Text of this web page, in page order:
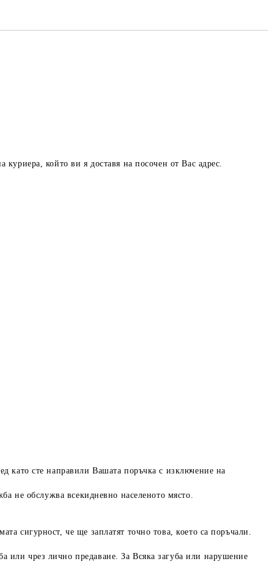
куриера, който ви я доставя на посочен от Вас адрес.
като сте направили Вашата поръчка с изключение на
не обслужва всекидневно населеното място.
сигурност, че ще заплатят точно това, което са поръчали.
или чрез лично предаване. За Всяка загуба или нарушение